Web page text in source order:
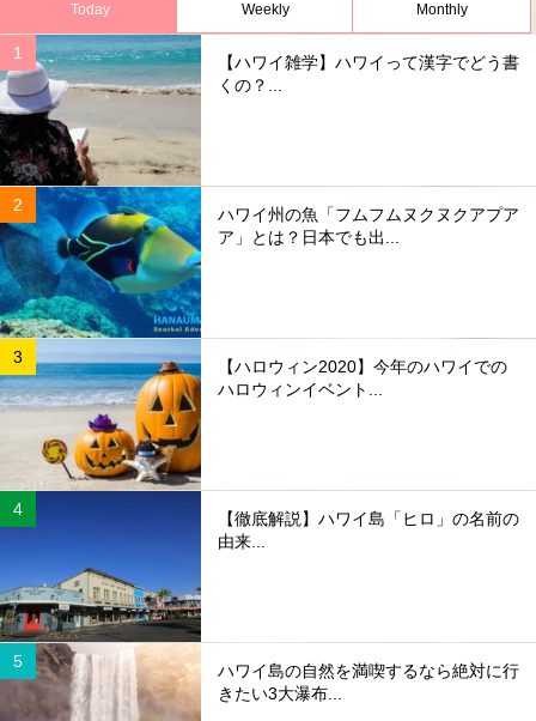
Today Weekly Monthly
【ハワイ雑学】ハワイって漢字でどう書
くの？...
ハワイ州の魚「フムフムヌクヌクアプア
ア」とは？日本でも出...
【ハロウィン2020】今年のハワイでの
ハロウィンイベント...
【徹底解説】ハワイ島「ヒロ」の名前の
由来...
ハワイ島の自然を満喫するなら絶対に行
きたい3大瀑布...